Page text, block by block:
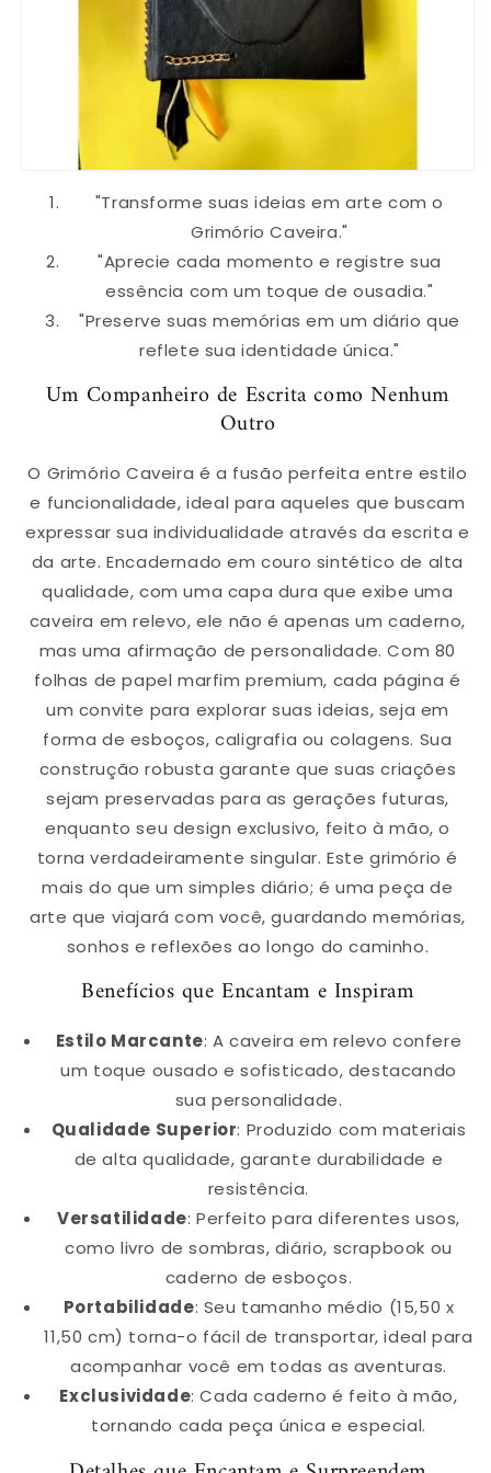
"Transforme suas ideias em arte com o
Grimório Caveira."
"Aprecie cada momento e registre sua
essência com um toque de ousadia."
"Preserve suas memórias em um diário que
reflete sua identidade única."
Um Companheiro de Escrita como Nenhum
Outro
O Grimório Caveira é a fusão perfeita entre estilo
e funcionalidade, ideal para aqueles que buscam
expressar sua individualidade através da escrita e
da arte. Encadernado em couro sintético de alta
qualidade, com uma capa dura que exibe uma
caveira em relevo, ele não é apenas um caderno,
mas uma afirmação de personalidade. Com 80
folhas de papel marfim premium, cada página é
um convite para explorar suas ideias, seja em
forma de esboços, caligrafia ou colagens. Sua
construção robusta garante que suas criações
sejam preservadas para as gerações futuras,
enquanto seu design exclusivo, feito à mão, o
torna verdadeiramente singular. Este grimório é
mais do que um simples diário; é uma peça de
arte que viajará com você, guardando memórias,
sonhos e reflexões ao longo do caminho.
Benefícios que Encantam e Inspiram
Estilo Marcante: A caveira em relevo confere
um toque ousado e sofisticado, destacando
sua personalidade.
Qualidade Superior: Produzido com materiais
de alta qualidade, garante durabilidade e
resistência.
Versatilidade: Perfeito para diferentes usos,
como livro de sombras, diário, scrapbook ou
caderno de esboços.
Portabilidade: Seu tamanho médio (15,50 x
11,50 cm) torna-o fácil de transportar, ideal para
acompanhar você em todas as aventuras.
Exclusividade: Cada caderno é feito à mão,
tornando cada peça única e especial.